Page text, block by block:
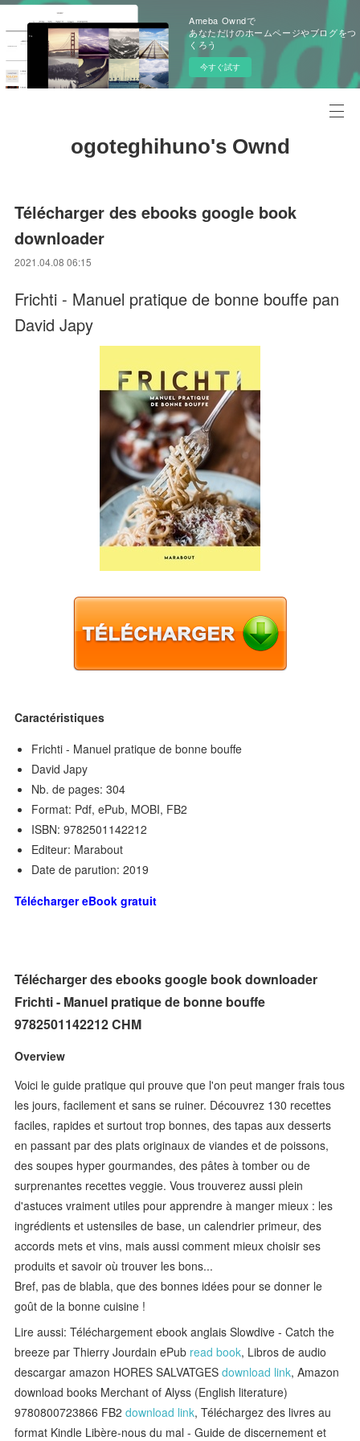
Ameba Owndで
あなただけのホームページやブログをつ
くろう
今すぐ試す
ogoteghihuno's Ownd
Télécharger des ebooks google book
downloader
2021.04.08 06:15
Frichti - Manuel pratique de bonne bouffe pan
David Japy
Caractéristiques
Frichti - Manuel pratique de bonne bouffe
David Japy
Nb. de pages: 304
Format: Pdf, ePub, MOBI, FB2
ISBN: 9782501142212
Editeur: Marabout
Date de parution: 2019
Télécharger eBook gratuit
Télécharger des ebooks google book downloader
Frichti - Manuel pratique de bonne bouffe
9782501142212 CHM
Overview
Voici le guide pratique qui prouve que l'on peut manger frais tous
les jours, facilement et sans se ruiner. Découvrez 130 recettes
faciles, rapides et surtout trop bonnes, des tapas aux desserts
en passant par des plats originaux de viandes et de poissons,
des soupes hyper gourmandes, des pâtes à tomber ou de
surprenantes recettes veggie. Vous trouverez aussi plein
d'astuces vraiment utiles pour apprendre à manger mieux : les
ingrédients et ustensiles de base, un calendrier primeur, des
accords mets et vins, mais aussi comment mieux choisir ses
produits et savoir où trouver les bons...
Bref, pas de blabla, que des bonnes idées pour se donner le
goût de la bonne cuisine !
Lire aussi: Téléchargement ebook anglais Slowdive - Catch the
breeze par Thierry Jourdain ePub read book, Libros de audio
descargar amazon HORES SALVATGESdownload link, Amazon
download books Merchant of Alyss (English literature)
9780800723866 FB2download link, Téléchargez des livres au
format Kindle Libère-nous du mal - Guide de discernement et